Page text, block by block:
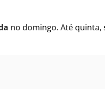
no domingo. Até quinta,